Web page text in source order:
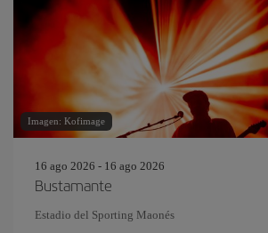
Imagen: Kofimage
16 ago 2026 - 16 ago 2026
Bustamante
Estadio del Sporting Maonés